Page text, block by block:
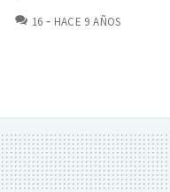
16 COMENTARIOS
HACE 9 AÑOS